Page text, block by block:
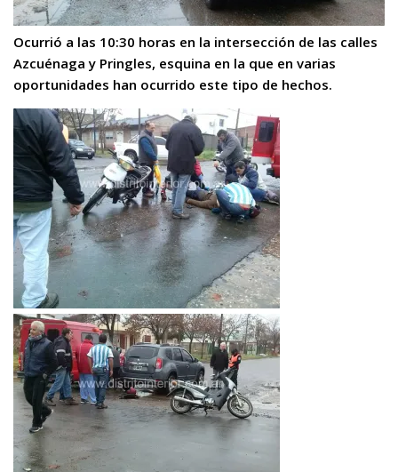
Ocurrió a las 10:30 horas en la intersección de las calles
Azcuénaga y Pringles, esquina en la que en varias
oportunidades han ocurrido este tipo de hechos.